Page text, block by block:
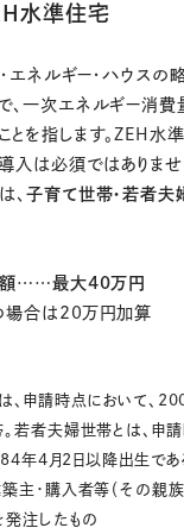
水準住宅
エネルギー・ハウスの
、一次エネルギー消
とを指します。ZEH水
入は必須ではありませ
、子育て世帯・若者夫
額……最大40万円
場合は20万円加算
申請時点において、
若者夫婦世帯とは、申
年4月2日以降出生であ
・購入者等（その親族
注したもの